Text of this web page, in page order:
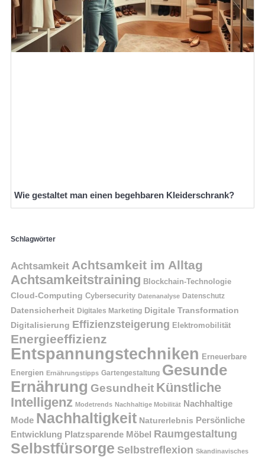
Wie gestaltet man einen begehbaren Kleiderschrank?
Schlagwörter
Achtsamkeit Achtsamkeit im Alltag
Achtsamkeitstraining Blockchain-Technologie
Cloud-Computing Cybersecurity Datenanalyse Datenschutz
Datensicherheit Digitales Marketing Digitale Transformation
Digitalisierung Effizienzsteigerung Elektromobilität
Energieeffizienz
Entspannungstechniken Erneuerbare
Energien Ernährungstipps Gartengestaltung Gesunde
Ernährung Gesundheit Künstliche
Intelligenz Modetrends Nachhaltige Mobilität Nachhaltige
Mode Nachhaltigkeit Naturerlebnis Persönliche
Entwicklung Platzsparende Möbel Raumgestaltung
Selbstfürsorge Selbstreflexion Skandinavisches